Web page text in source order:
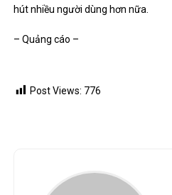
hút nhiều người dùng hơn nữa.
– Quảng cáo –
Post Views: 776